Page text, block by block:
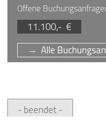
Offene
11.100,- €
→ Alle
- beendet -